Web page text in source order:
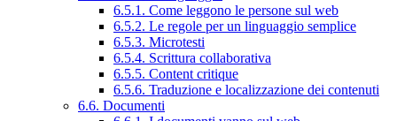
6.5.1. Come leggono le persone sul web
6.5.2. Le regole per un linguaggio semplice
6.5.3. Microtesti
6.5.4. Scrittura collaborativa
6.5.5. Content critique
6.5.6. Traduzione e localizzazione dei contenuti
6.6. Documenti